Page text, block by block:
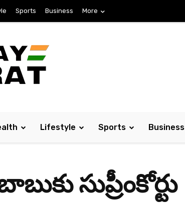
Sports Business More
Lifestyle Sports Business
సుప్రీంకోర్టు